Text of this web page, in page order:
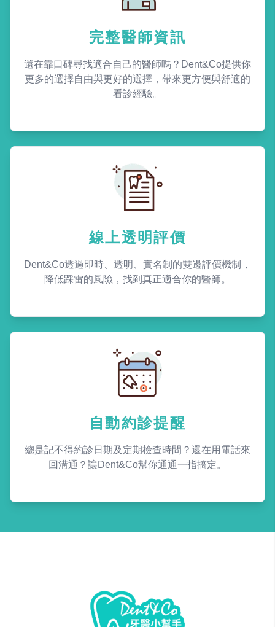
完整醫師資訊
還在靠口碑尋找適合自己的醫師嗎？Dent&Co提供你
更多的選擇自由與更好的選擇，帶來更方便與舒適的
看診經驗。
線上透明評價
Dent&Co透過即時、透明、實名制的雙邊評價機制，
降低踩雷的風險，找到真正適合你的醫師。
自動約診提醒
總是記不得約診日期及定期檢查時間？還在用電話來
回溝通？讓Dent&Co幫你通通一指搞定。